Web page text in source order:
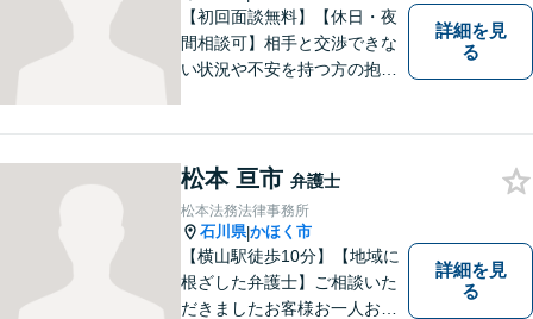
室】
【初回面談無料】【休日・夜
間相談可】相手と交渉できな
い状況や不安を持つ方の抱え
護士に話を聞いてもらうこと
でトラブル解決のきっかけを
つかむことができるかもしれ
ません。
詳細を見
る
松本 亘市 弁護士
松本法務法律事務所
石川県|かほく市
【横山駅徒歩10分】【地域に
根ざした弁護士】ご相談いた
だきましたお客様お一人お一
詳細を見
る